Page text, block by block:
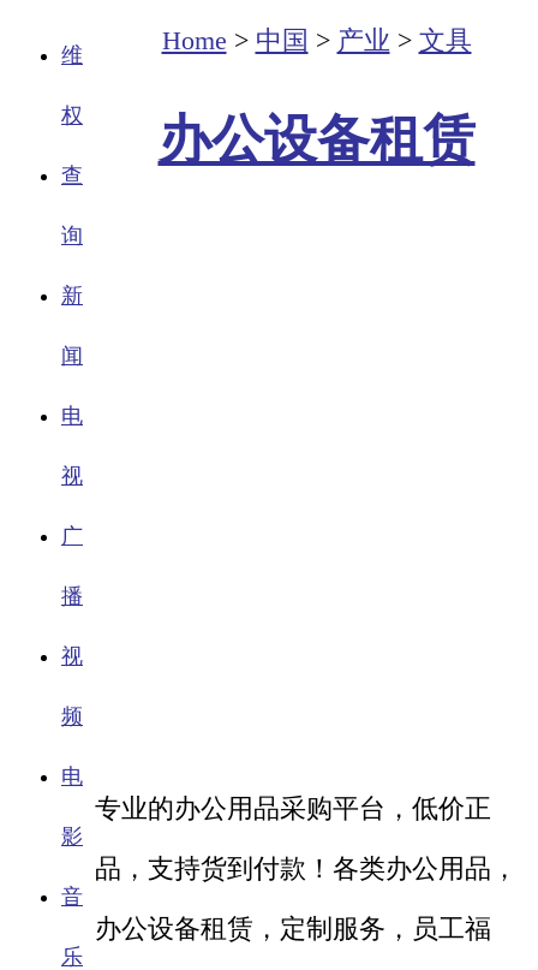
维
权
查
询
新
闻
电
视
广
播
视
频
电
影
音
乐
Home > 中国 > 产业 > 文具
办公设备租赁
专业的办公用品采购平台，低价正
品，支持货到付款！各类办公用品，
办公设备租赁，定制服务，员工福